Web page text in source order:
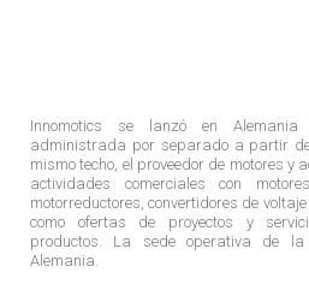
Innomotics se lanzó en
administrada por separado a partir
mismo techo, el proveedor de motores y
actividades comerciales con
motorreductores, convertidores de
como ofertas de proyectos y
productos. La sede operativa de
Alemania.